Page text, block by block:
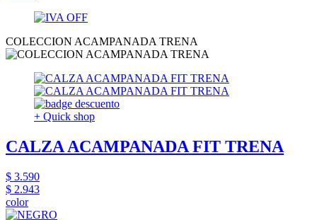
COLECCION ACAMPANADA TRENA
+ Quick shop
CALZA ACAMPANADA FIT TRENA
$ 3.590
$ 2.943
color